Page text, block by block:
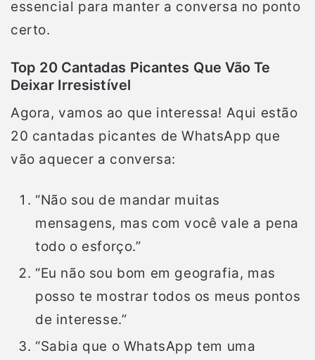
essencial para manter a conversa no ponto
certo.
Top 20 Cantadas Picantes Que Vão Te
Deixar Irresistível
Agora, vamos ao que interessa! Aqui estão
20 cantadas picantes de WhatsApp que
vão aquecer a conversa:
“Não sou de mandar muitas
mensagens, mas com você vale a pena
todo o esforço.”
“Eu não sou bom em geografia, mas
posso te mostrar todos os meus pontos
de interesse.”
“Sabia que o WhatsApp tem uma